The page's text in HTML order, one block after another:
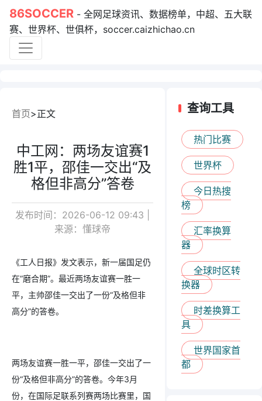
86SOCCER - 全网足球资讯、数据榜单，中超、五大联
赛、世界杯、世俱杯，soccer.caizhichao.cn
首页 正文
中工网：两场友谊赛1
胜1平，邵佳一交出“及
格但非高分”答卷
发布时间：2026-06-12 09:43 |
来源：懂球帝
《工人日报》发文表示，新一届国足仍
在“磨合期”。最近两场友谊赛一胜一
平，主帅邵佳一交出了一份“及格但非
高分”的答卷。
两场友谊赛一胜一平，邵佳一交出了一
份“及格但非高分”的答卷。今年3月
份，在国际足联系列赛两场比赛里，国
查询工具
热门比赛
世界杯
今日热搜
榜
汇率换算
器
全球时区转
换器
时差换算工
具
世界国家首
都